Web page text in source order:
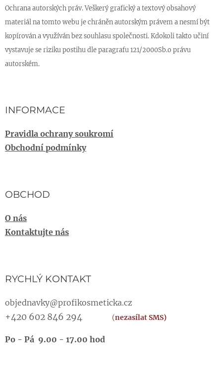
Ochrana autorských práv. Veškerý grafický a textový obsahový
materiál na tomto webu je chráněn autorským právem a nesmí být
kopírován a využíván bez souhlasu společnosti. Kdokoli takto učiní
vystavuje se riziku postihu dle paragrafu 121/2000Sb.o právu
autorském.
INFORMACE
Pravidla ochrany soukromí
Obchodní podmínky
OBCHOD
O nás
Kontaktujte nás
RYCHLÝ KONTAKT
objednavky@profikosmeticka.cz
+420 602 846 294 (nezasílat SMS)
Po - Pá 9.00 - 17.00 hod